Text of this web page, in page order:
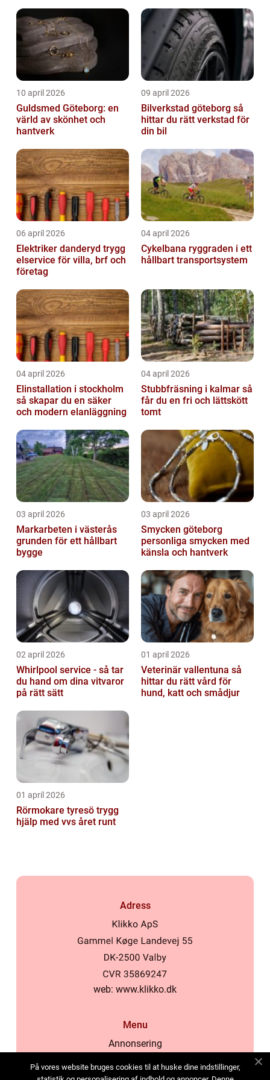
10 april 2026
Guldsmed Göteborg: en
värld av skönhet och
hantverk
09 april 2026
Bilverkstad göteborg så
hittar du rätt verkstad för
din bil
06 april 2026
Elektriker danderyd trygg
elservice för villa, brf och
företag
04 april 2026
Cykelbana ryggraden i ett
hållbart transportsystem
04 april 2026
Elinstallation i stockholm
så skapar du en säker
och modern elanläggning
04 april 2026
Stubbfräsning i kalmar så
får du en fri och lättskött
tomt
03 april 2026
Markarbeten i västerås
grunden för ett hållbart
bygge
03 april 2026
Smycken göteborg
personliga smycken med
känsla och hantverk
02 april 2026
Whirlpool service - så tar
du hand om dina vitvaror
på rätt sätt
01 april 2026
Veterinär vallentuna så
hittar du rätt vård för
hund, katt och smådjur
01 april 2026
Rörmokare tyresö trygg
hjälp med vvs året runt
Adress
web: www.klikko.dk
Menu
Annonsering
Cookies
På vores website bruges cookies til at huske dine indstillinger,